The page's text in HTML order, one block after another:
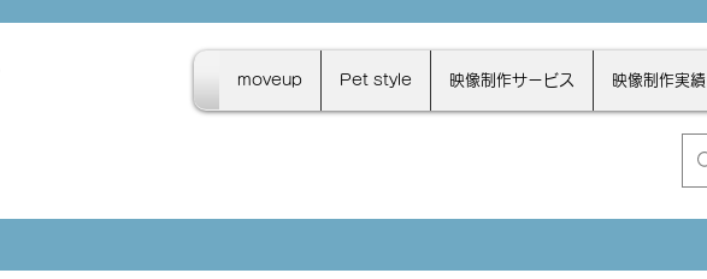
moveup Pet style 映像制作サービス 映像制作実績